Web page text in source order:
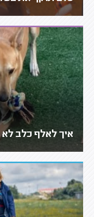
איך לאלף כלב לא